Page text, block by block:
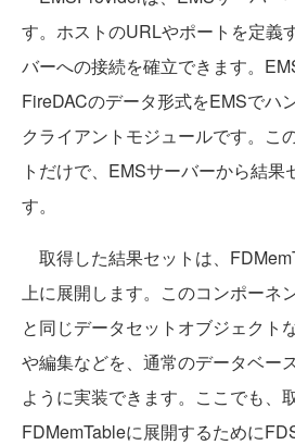
す。ホストのURLやポートを定義
バーへの接続を確立できます。
FireDACのデータ形式をEMSでハ
クライアントモジュールです。こ
トだけで、EMSサーバーから結果
す。
取得した結果セットは、
上に展開します。このコンポーネ
と同じデータセットオブジェクト
や編集などを、通常のデータベー
ように実装できます。ここでも、
FDMemTableに展開するために